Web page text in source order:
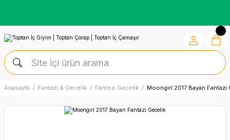
Anasayfa Fantazi & Gecelik Fantezi Gecelik Moongirl 2017 Bayan Fantazi